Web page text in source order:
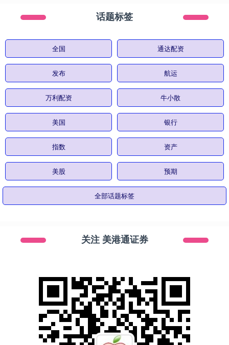
话题标签
全国 通达配资
发布 航运
万利配资 牛小散
美国 银行
指数 资产
美股 预期
全部话题标签
关注 美港通证券